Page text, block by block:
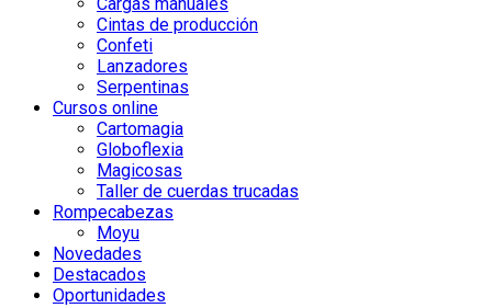
Cintas de producción
Confeti
Lanzadores
Serpentinas
Cursos online
Cartomagia
Globoflexia
Magicosas
Taller de cuerdas trucadas
Rompecabezas
Moyu
Novedades
Destacados
Oportunidades